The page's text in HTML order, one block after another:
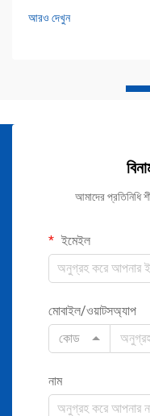
আরও দেখুন
আমাদের প্রতিনিধি
ইমেইল
মোবাইল/ওয়াটসঅ্যাপ
কোড
নাম